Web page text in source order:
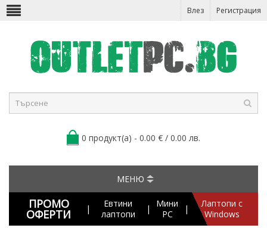
Влез Регистрация
0 продукт(а) - 0.00 € / 0.00 лв.
МЕНЮ
ПРОМО
ОФЕРТИ |
Евтини
лаптопи
|
Мини
PC
|
Лаптопи с
Windows